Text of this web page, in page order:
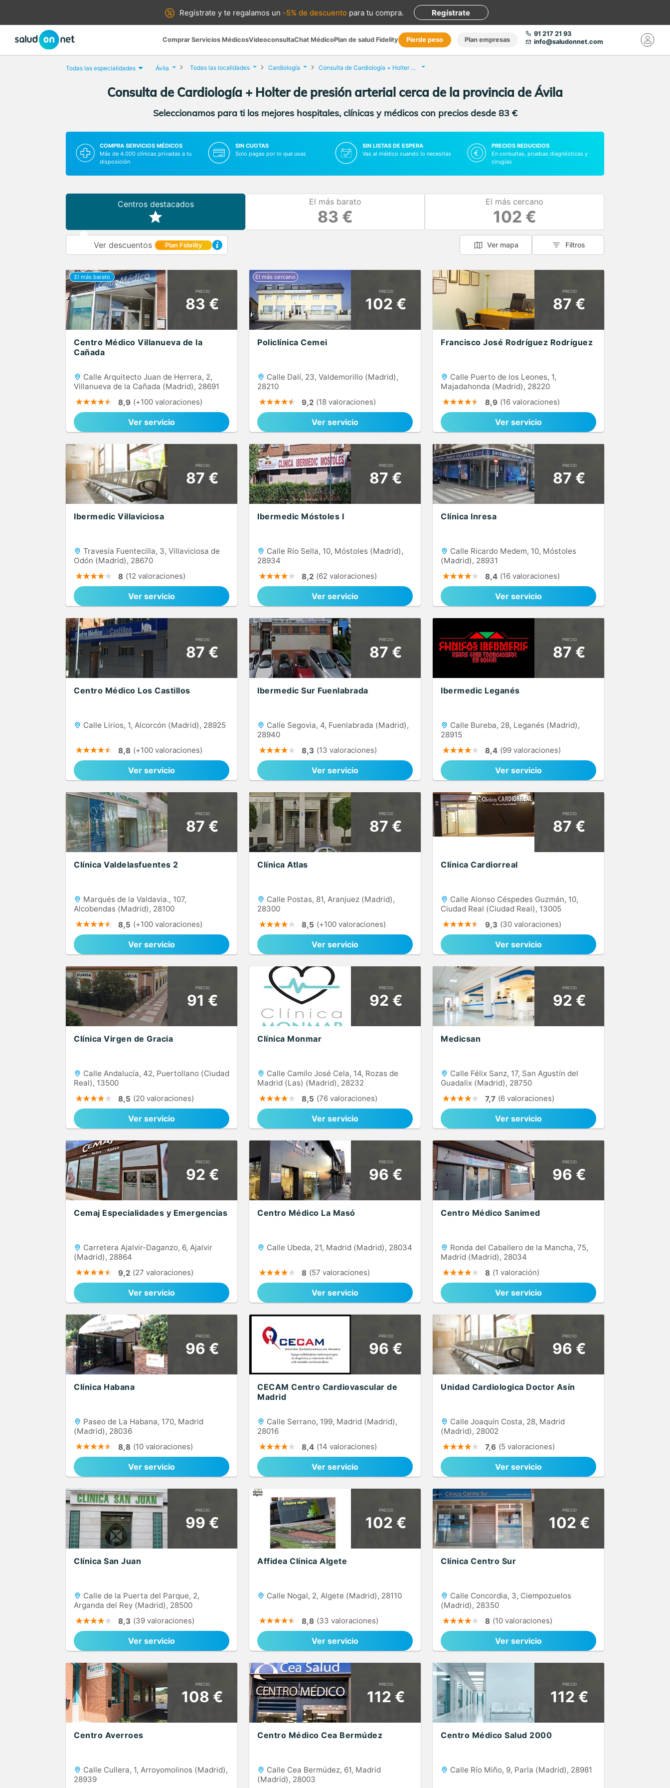
Regístrate yte regalamos un -5% de descuento para tu compra. Regístrate
Comprar Servicios MédicosVideoconsultaChat MédicoPlan de salud Fidelity Pierde peso Plan empresas
91 217 21 93
info@saludonnet.com
Todas las especialidades Ávila Todas las localidades Cardiología Consulta de Cardiología + Holter de presión arterial
Consulta de Cardiología + Holter de presión arterial cerca de la provincia de Ávila
Seleccionamos para ti los mejores hospitales, clínicas y médicos con precios desde 83 €
COMPRA SERVICIOS MÉDICOS
Más de 4.000 clínicas privadas a tu
disposición
SIN CUOTAS
Solo pagas por lo que usas
SIN LISTAS DE ESPERA
Vas al médico cuando lo necesitas
PRECIOS REDUCIDOS
En consultas, pruebas diagnósticas y
cirugías
Centros destacados El más barato
83 €
El más cercano
102 €
Ver descuentos Plan Fidelity Ver mapa Filtros
PRECIO
83 €
Centro Médico Villanueva de la
Cañada
Calle Arquitecto Juan de Herrera, 2,
Villanueva de la Cañada (Madrid), 28691
8,9 (+100 valoraciones)
Ver servicio
PRECIO
102 €
Policlínica Cemei
Calle Dalí, 23, Valdemorillo (Madrid),
28210
9,2 (18 valoraciones)
Ver servicio
PRECIO
87 €
Francisco José Rodríguez Rodríguez
Calle Puerto de los Leones, 1,
Majadahonda (Madrid), 28220
8,9 (16 valoraciones)
Ver servicio
PRECIO
87 €
Ibermedic Villaviciosa
Travesía Fuentecilla, 3, Villaviciosa de
Odón (Madrid), 28670
8 (12 valoraciones)
Ver servicio
PRECIO
87 €
Ibermedic Móstoles I
Calle Río Sella, 10, Móstoles (Madrid),
28934
8,2 (62 valoraciones)
Ver servicio
PRECIO
87 €
Clínica Inresa
Calle Ricardo Medem, 10, Móstoles
(Madrid), 28931
8,4 (16 valoraciones)
Ver servicio
PRECIO
87 €
Centro Médico Los Castillos
Calle Lirios, 1, Alcorcón (Madrid), 28925
8,8 (+100 valoraciones)
Ver servicio
PRECIO
87 €
Ibermedic Sur Fuenlabrada
Calle Segovia, 4, Fuenlabrada (Madrid),
28940
8,3 (13 valoraciones)
Ver servicio
PRECIO
87 €
Ibermedic Leganés
Calle Bureba, 28, Leganés (Madrid),
28915
8,4 (99 valoraciones)
Ver servicio
PRECIO
87 €
Clínica Valdelasfuentes 2
Marqués de la Valdavia., 107,
Alcobendas (Madrid), 28100
8,5 (+100 valoraciones)
Ver servicio
PRECIO
87 €
Clínica Atlas
Calle Postas, 81, Aranjuez (Madrid),
28300
8,5 (+100 valoraciones)
Ver servicio
PRECIO
87 €
Clínica Cardiorreal
Calle Alonso Céspedes Guzmán, 10,
Ciudad Real (Ciudad Real), 13005
9,3 (30 valoraciones)
Ver servicio
PRECIO
91 €
Clínica Virgen de Gracia
Calle Andalucía, 42, Puertollano (Ciudad
Real), 13500
8,5 (20 valoraciones)
Ver servicio
PRECIO
92 €
Clínica Monmar
Calle Camilo José Cela, 14, Rozas de
Madrid (Las) (Madrid), 28232
8,5 (76 valoraciones)
Ver servicio
PRECIO
92 €
Medicsan
Calle Félix Sanz, 17, San Agustín del
Guadalix (Madrid), 28750
7,7 (6 valoraciones)
Ver servicio
PRECIO
92 €
Cemaj Especialidades y Emergencias
Carretera Ajalvir-Daganzo, 6, Ajalvir
(Madrid), 28864
9,2 (27 valoraciones)
Ver servicio
PRECIO
96 €
Centro Médico La Masó
Calle Ubeda, 21, Madrid (Madrid), 28034
8 (57 valoraciones)
Ver servicio
PRECIO
96 €
Centro Médico Sanimed
Ronda del Caballero de la Mancha, 75,
Madrid (Madrid), 28034
8 (1 valoración)
Ver servicio
PRECIO
96 €
Clínica Habana
Paseo de La Habana, 170, Madrid
(Madrid), 28036
8,8 (10 valoraciones)
Ver servicio
PRECIO
96 €
CECAM Centro Cardiovascular de
Madrid
Calle Serrano, 199, Madrid (Madrid),
28016
8,4 (14 valoraciones)
Ver servicio
PRECIO
96 €
Unidad Cardiologica Doctor Asín
Calle Joaquín Costa, 28, Madrid
(Madrid), 28002
7,6 (5 valoraciones)
Ver servicio
PRECIO
99 €
Clínica San Juan
Calle de la Puerta del Parque, 2,
Arganda del Rey (Madrid), 28500
8,3 (39 valoraciones)
Ver servicio
PRECIO
102 €
Affidea Clínica Algete
Calle Nogal, 2, Algete (Madrid), 28110
8,8 (33 valoraciones)
Ver servicio
PRECIO
102 €
Clínica Centro Sur
Calle Concordia, 3, Ciempozuelos
(Madrid), 28350
8 (10 valoraciones)
Ver servicio
PRECIO
108 €
Centro Averroes
Calle Cullera, 1, Arroyomolinos (Madrid),
28939
PRECIO
112 €
Centro Médico Cea Bermúdez
Calle Cea Bermúdez, 61, Madrid
(Madrid), 28003
PRECIO
112 €
Centro Médico Salud 2000
Calle Río Miño, 9, Parla (Madrid), 28981